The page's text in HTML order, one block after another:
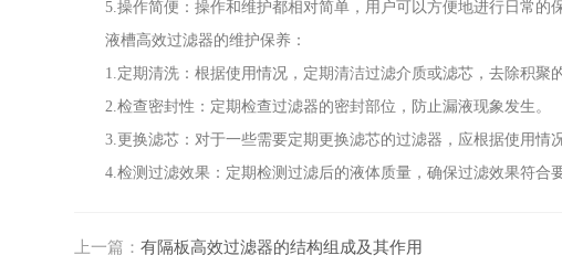
5.操作简便：操作和维护都相对简单，用户可以方便地进行日常的保
液槽高效过滤器的维护保养：
1.定期清洗：根据使用情况，定期清洁过滤介质或滤芯，去除积聚的
2.检查密封性：定期检查过滤器的密封部位，防止漏液现象发生。
3.更换滤芯：对于一些需要定期更换滤芯的过滤器，应根据使用情况
4.检测过滤效果：定期检测过滤后的液体质量，确保过滤效果符合要
上一篇：有隔板高效过滤器的结构组成及其作用